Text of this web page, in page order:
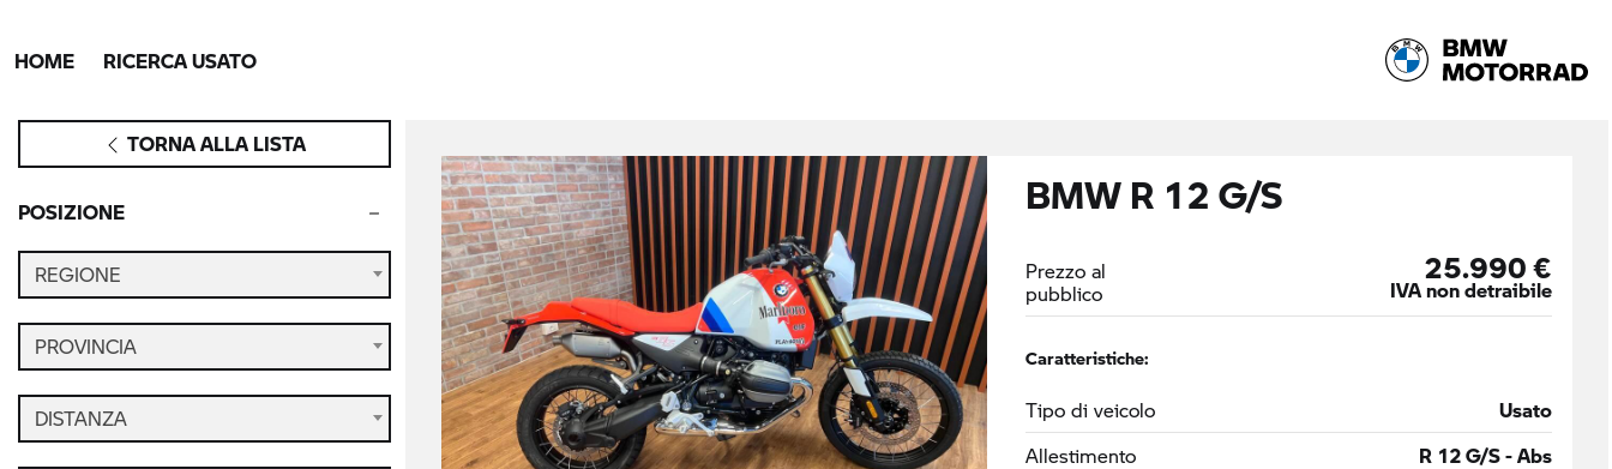
HOME RICERCA USATO
TORNA ALLA LISTA
POSIZIONE
REGIONE
PROVINCIA
DISTANZA
BMW R 12 G/S
Prezzo al
pubblico
25.990 €
IVA non detraibile
Caratteristiche:
Tipo di veicolo
Usato
Allestimento
R 12 G/S - Abs